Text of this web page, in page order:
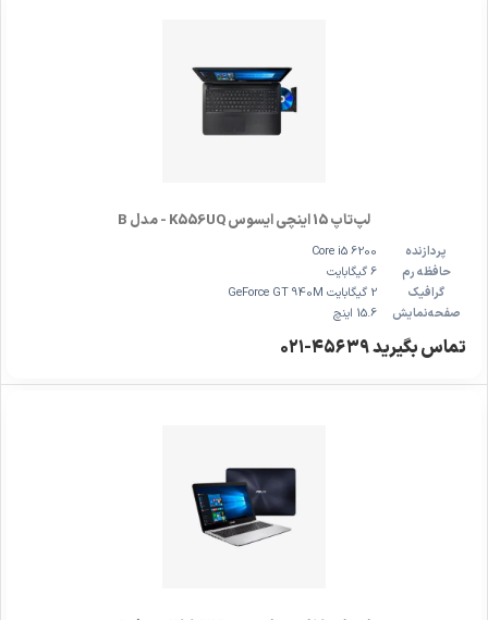
لپ‌تاپ 15 اینچی ایسوس K556UQ - مدل B
پردازنده
Core i5 6200
حافظه رم
6 گیگابایت
گرافیک
2 گیگابایت GeForce GT 940M
صفحه‌نمایش
15.6 اینچ
تماس بگیرید ۴۵۶۳۹-۰۲۱